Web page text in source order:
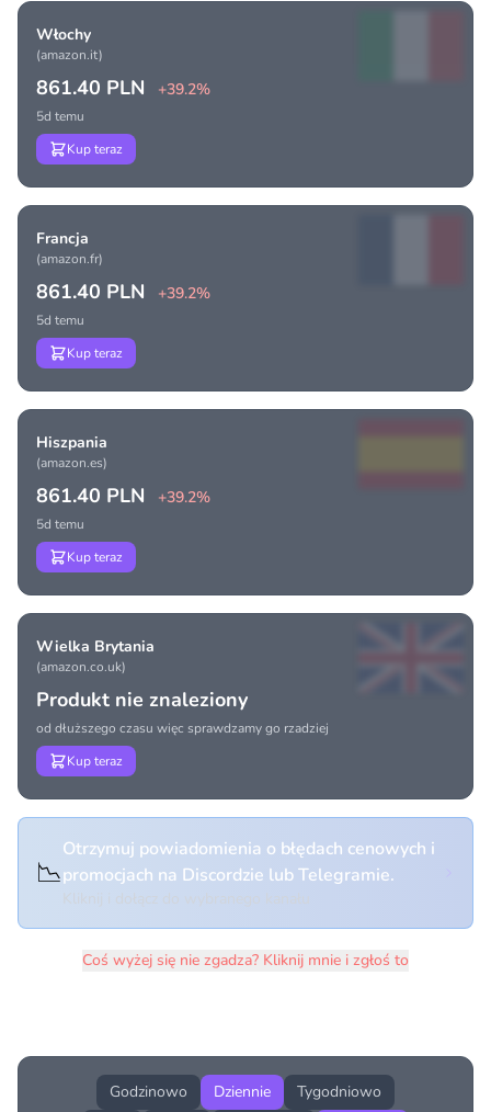
Włochy
(amazon.it)
861.40 PLN +39.2%
5d temu
Kup teraz
Francja
(amazon.fr)
861.40 PLN +39.2%
5d temu
Kup teraz
Hiszpania
(amazon.es)
861.40 PLN +39.2%
5d temu
Kup teraz
Wielka Brytania
(amazon.co.uk)
Produkt nie znaleziony
od dłuższego czasu więc sprawdzamy go rzadziej
Kup teraz
📉
Otrzymuj powiadomienia o błędach cenowych i
promocjach na Discordzie lub Telegramie.
Coś wyżej się nie zgadza? Kliknij mnie i zgłoś to
Godzinowo Dziennie
Tygodniowo